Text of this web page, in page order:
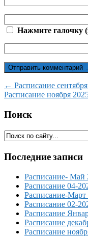
Нажмите галочку
← Расписание
Расписание ноября
Поиск
Последние записи
Расписание- Май
Расписание 04-
Расписание-Март
Расписание 02-
Расписание
Расписание
Расписание